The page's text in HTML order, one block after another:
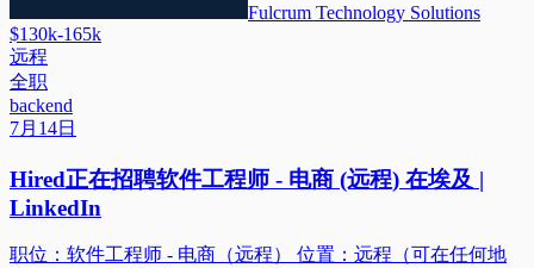
Fulcrum Technology Solutions
$130k-165k
远程
全职
backend
7月14日
Hired正在招聘软件工程师 - 电商 (远程) 在埃及 |
LinkedIn
职位：软件工程师 - 电商（远程） 位置：远程（可在任何地